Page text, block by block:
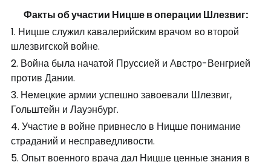
Факты об участии Ницше в операции Шлезвиг:
1. Ницше служил кавалерийским врачом во второй
шлезвигской войне.
2. Война была начатой Пруссией и Австро-Венгрией
против Дании.
3. Немецкие армии успешно завоевали Шлезвиг,
Гольштейн и Лауэнбург.
4. Участие в войне привнесло в Ницше понимание
страданий и несправедливости.
5. Опыт военного врача дал Ницше ценные знания в